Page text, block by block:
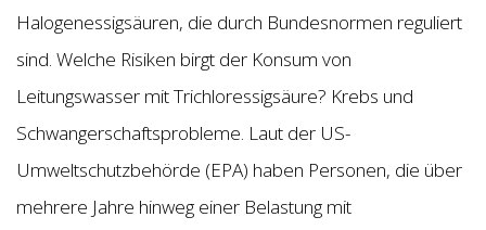
Halogenessigsäuren, die durch Bundesnormen reguliert
sind. Welche Risiken birgt der Konsum von
Leitungswasser mit Trichloressigsäure? Krebs und
Schwangerschaftsprobleme. Laut der US-
Umweltschutzbehörde (EPA) haben Personen, die über
mehrere Jahre hinweg einer Belastung mit